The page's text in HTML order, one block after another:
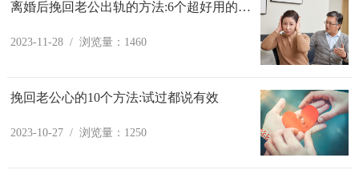
离婚后挽回老公出轨的方法:6个超好用的方法
2023-11-28 / 浏览量：1460
挽回老公心的10个方法:试过都说有效
2023-10-27 / 浏览量：1250